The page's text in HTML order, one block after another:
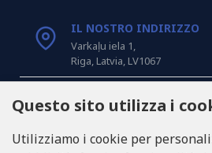
IL NOSTRO INDIRIZZO
Varkaļu iela 1,
Riga, Latvia, LV1067
CHIAMACI
Questo sito utilizza i
Utilizziamo i cookie per